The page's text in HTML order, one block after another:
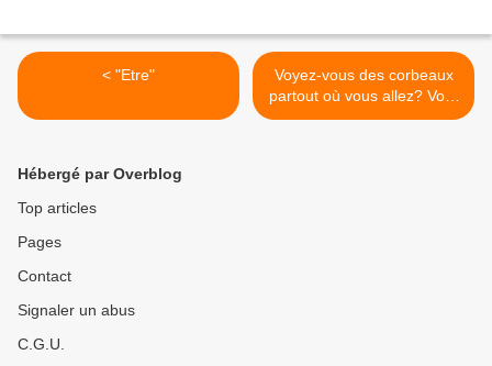
< "Etre"
Voyez-vous des corbeaux
partout où vous allez? Voici
ce que cela révèle! >
Hébergé par Overblog
Top articles
Pages
Contact
Signaler un abus
C.G.U.